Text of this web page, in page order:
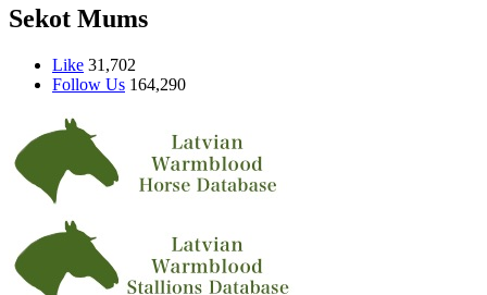
Sekot Mums
Like 31,702
Follow Us 164,290